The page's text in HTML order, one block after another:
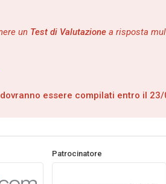
un Test di Valutazione a risposta
essere compilati entro il
Patrocinatore